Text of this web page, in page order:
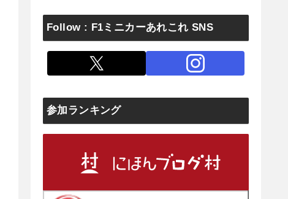
Follow : F1ミニカーあれこれ SNS
参加ランキング